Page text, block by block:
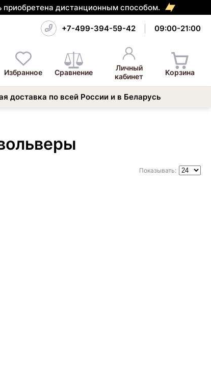
приобретена дистанционным способом.
+7-499-394-59-42 09:00-21:00
Избранное Сравнение
Личный
кабинет
Корзина
доставка по всей России и в Беларусь
Показывать: